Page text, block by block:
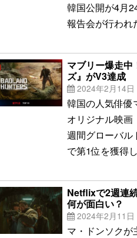
韓国公開が4月
報告会が行われ
マブリー爆走
ズ』がV3達成
2024年2月14日
韓国の人気俳優
オリジナル映画
週間グローバル
で第1位を獲得
Netflixで2週連
何が面白い？
2024年2月11日
マ・ドンソク